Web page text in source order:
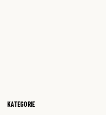
KATEGORIE